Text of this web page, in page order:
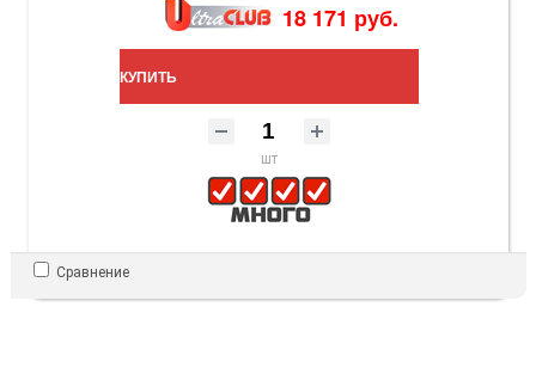
18 171 руб.
КУПИТЬ
шт
Сравнение